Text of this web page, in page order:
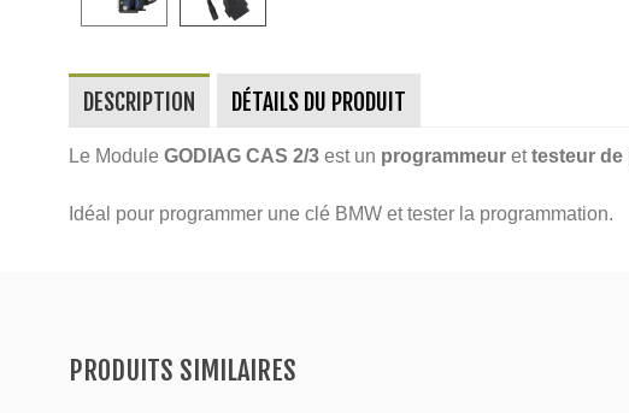
DESCRIPTION DÉTAILS DU PRODUIT
Le Module GODIAG CAS 2/3 est un programmeur ettesteur de
Idéal pour programmer une clé BMW et tester la programmation.
PRODUITS SIMILAIRES